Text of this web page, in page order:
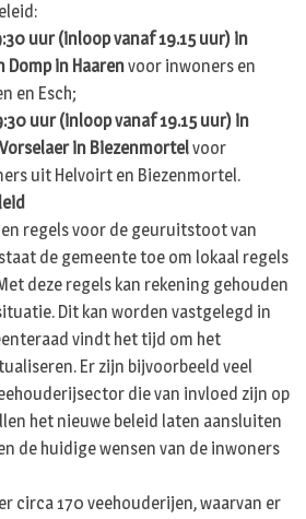
uur (inloop vanaf 19.15 uur) in
Domp in Haarenvoor inwoners en
en Esch;
uur (inloop vanaf 19.15 uur) in
in Biezenmortelvoor
uit Helvoirt en Biezenmortel.
regels voor de geuruitstoot van
de gemeente toe om lokaal regels
deze regels kan rekening gehouden
Dit kan worden vastgelegd in
vindt het tijd om het
Er zijn bijvoorbeeld veel
die van invloed zijn op
het nieuwe beleid laten aansluiten
de huidige wensen van de inwoners
circa 170 veehouderijen, waarvan er